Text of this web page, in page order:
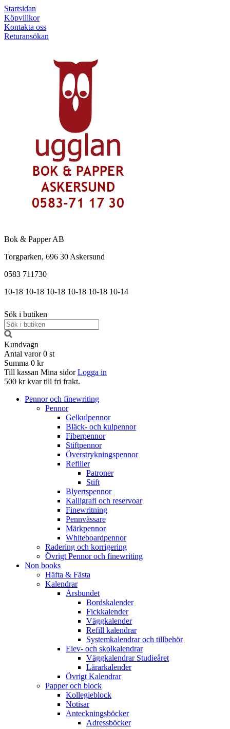
Startsidan
Köpvillkor
Kontakta oss
Returansökan
Bok & Papper AB
Torgparken, 696 30 Askersund
0583 711730
10-18 10-18 10-18 10-18 10-18 10-14
Sök i butiken
Kundvagn
Antal varor 0 st
Summa 0 kr
Till kassan Mina sidor Logga in
500 kr kvar till fri frakt.
Pennor och finewriting
Pennor
Gelkulpennor
Bläck- och kulpennor
Fiberpennor
Stiftpennor
Överstrykningspennor
Refiller
Patroner
Stift
Blyertspennor
Kalligrafi och reservoar
Finewritning
Pennvässare
Märkpennor
Whiteboardpennor
Radering och korrigering
Övrigt Pennor och finewriting
Non books
Häfta & Fästa
Kalendrar
Årsbundet
Bordskalender
Fickkalender
Väggkalender
Refill kalendrar
Systemkalendrar och tillbehör
Elev- och skolkalendrar
Väggkalendrar Studieåret
Lärarkalender
Övrigt Kalendrar
Papper och block
Kollegieblock
Notisar
Anteckningsböcker
Adressböcker